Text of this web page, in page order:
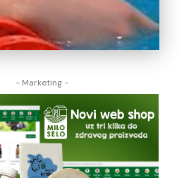
- Marketing -